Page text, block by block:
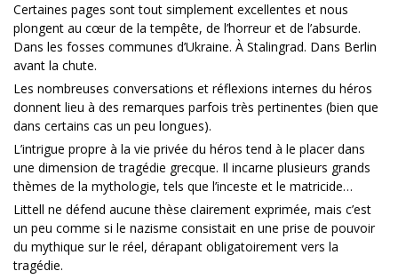
Certaines pages sont tout simplement excellentes et nous
plongent au cœur de la tempête, de l’horreur et de l’absurde.
Dans les fosses communes d’Ukraine. À Stalingrad. Dans Berlin
avant la chute.
Les nombreuses conversations et réflexions internes du héros
donnent lieu à des remarques parfois très pertinentes (bien que
dans certains cas un peu longues).
L’intrigue propre à la vie privée du héros tend à le placer dans
une dimension de tragédie grecque. Il incarne plusieurs grands
thèmes de la mythologie, tels que l’inceste et le matricide…
Littell ne défend aucune thèse clairement exprimée, mais c’est
un peu comme si le nazisme consistait en une prise de pouvoir
du mythique sur le réel, dérapant obligatoirement vers la
tragédie.